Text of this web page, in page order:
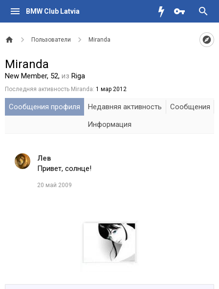
BMW Club Latvia
Пользователи Miranda
Miranda
New Member, 52, из Riga
Последняя активность Miranda: 1 мар 2012
Сообщения профиля Недавняя активность
Сообщения
Информация
Лев
Привет, солнце!
20 май 2009